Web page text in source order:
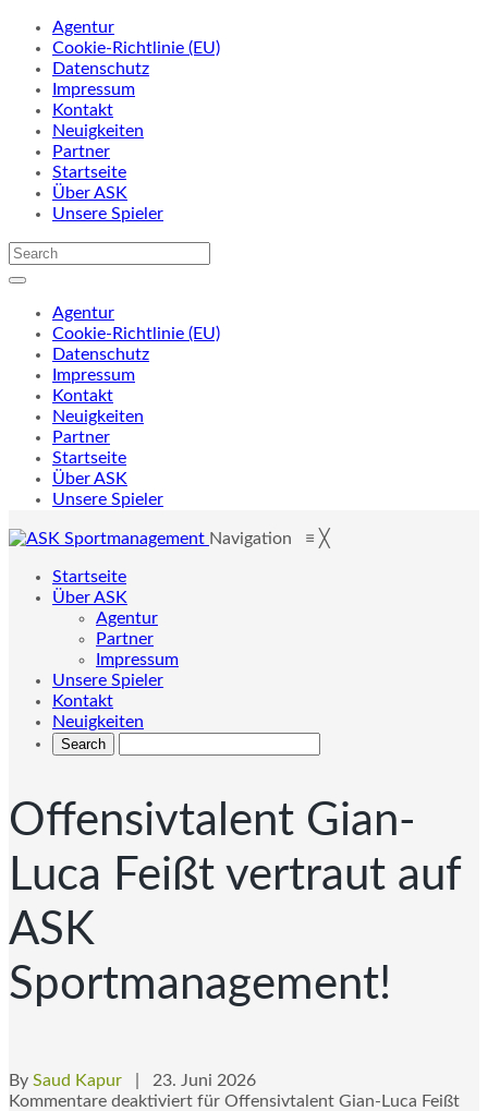
Agentur
Cookie-Richtlinie (EU)
Datenschutz
Impressum
Kontakt
Neuigkeiten
Partner
Startseite
Über ASK
Unsere Spieler
Agentur
Cookie-Richtlinie (EU)
Datenschutz
Impressum
Kontakt
Neuigkeiten
Partner
Startseite
Über ASK
Unsere Spieler
Navigation ≡ ╳
Startseite
Über ASK
Agentur
Partner
Impressum
Unsere Spieler
Kontakt
Neuigkeiten
Offensivtalent Gian-
Luca Feißt vertraut auf
ASK
Sportmanagement!
By Saud Kapur | 23. Juni 2026
Kommentare deaktiviert für Offensivtalent Gian-Luca Feißt